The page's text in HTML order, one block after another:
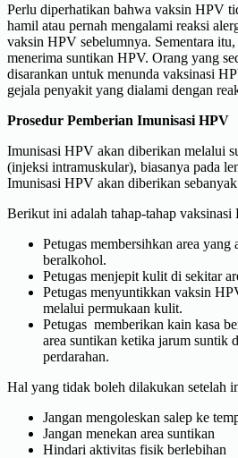
Perlu diperhatikan bahwa vaksin HPV
hamil atau pernah mengalami reaksi
vaksin HPV sebelumnya. Sementara
menerima suntikan HPV. Orang yang
disarankan untuk menunda vaksinasi
gejala penyakit yang dialami dengan
Prosedur Pemberian Imunisasi HPV
Imunisasi HPV akan diberikan melalui
(injeksi intramuskular), biasanya pada
Imunisasi HPV akan diberikan
Berikut ini adalah tahap-tahap vaksinasi
Petugas membersihkan area
beralkohol.
Petugas menjepit kulit di sekitar
Petugas menyuntikkan vaksin
melalui permukaan kulit.
Petugas memberikan kain kasa
area suntikan ketika jarum suntik
perdarahan.
Hal yang tidak boleh dilakukan setelah
Jangan mengoleskan salep ke
Jangan menekan area suntikan
Hindari aktivitas fisik berlebihan